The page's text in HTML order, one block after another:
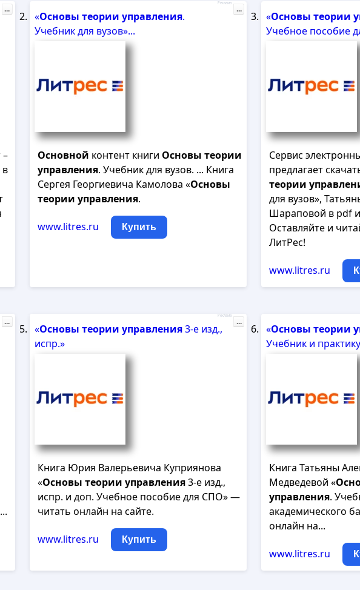
...
«Основы теории управления.
Учебник для вузов»...
Основной контент книги Основы теории
управления. Учебник для вузов. ... Книга
Сергея Георгиевича Камолова «Основы
теории управления.
www.litres.ru Купить
Реклама
...
«Основы теории
Учебное пособие
Сервис
предлагает
теории
для вузов»,
Шараповой в pdf
Оставляйте и
ЛитРес!
www.litres.ru
...
«Основы теории управления3-е изд.,
испр.»
Книга Юрия Валерьевича Куприянова
«Основы теории управления3-е изд.,
испр. и доп. Учебное пособие для СПО» —
читать онлайн на сайте.
www.litres.ru Купить
Реклама
...
«Основы теории
Учебник и
Книга Татьяны
Медведевой «
управления.
академического
онлайн на...
www.litres.ru